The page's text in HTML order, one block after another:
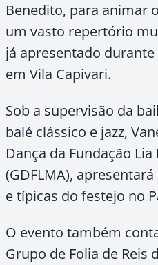
Benedito, para animar
um vasto repertório
já apresentado
em Vila Capivari.
Sob a supervisão da
balé clássico e jazz,
Dança da Fundação
(GDFLMA),
e típicas do festejo no
O evento também
Grupo de Folia de Reis